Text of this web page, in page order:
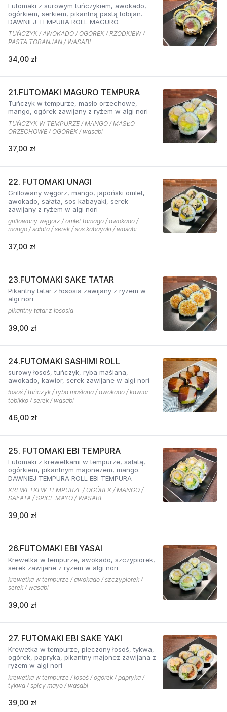
Futomaki z surowym tuńczykiem, awokado,
ogórkiem, serkiem, pikantną pastą tobijan.
DAWNIEJ TEMPURA ROLL MAGURO.
TUŃCZYK / AWOKADO / OGÓREK / RZODKIEW /
PASTA TOBANJAN / WASABI
34,00 zł
21.FUTOMAKI MAGURO TEMPURA
Tuńczyk w tempurze, masło orzechowe,
mango, ogórek zawijany z ryżem w algi nori
TUŃCZYK W TEMPURZE / MANGO / MASŁO
ORZECHOWE / OGÓREK / wasabi
37,00 zł
22. FUTOMAKI UNAGI
Grillowany węgorz, mango, japoński omlet,
awokado, sałata, sos kabayaki, serek
zawijany z ryżem w algi nori
grillowany węgorz / omlet tamago / awokado /
mango / sałata / serek / sos kabayaki / wasabi
37,00 zł
23.FUTOMAKI SAKE TATAR
Pikantny tatar z łososia zawijany z ryżem w
algi nori
pikantny tatar z łososia
39,00 zł
24.FUTOMAKI SASHIMI ROLL
surowy łosoś, tuńczyk, ryba maślana,
awokado, kawior, serek zawijane w algi nori
łosoś / tuńczyk / ryba maślana / awokado / kawior
tobikko / serek / wasabi
46,00 zł
25. FUTOMAKI EBI TEMPURA
Futomaki z krewetkami w tempurze, sałatą,
ogórkiem, pikantnym majonezem, mango.
DAWNIEJ TEMPURA ROLL EBI TEMPURA
KREWETKI W TEMPURZE / OGÓREK / MANGO /
SAŁATA / SPICE MAYO / WASABI
39,00 zł
26.FUTOMAKI EBI YASAI
Krewetka w tempurze, awokado, szczypiorek,
serek zawijane z ryżem w algi nori
krewetka w tempurze / awokado / szczypiorek /
serek / wasabi
39,00 zł
27. FUTOMAKI EBI SAKE YAKI
Krewetka w tempurze, pieczony łosoś, tykwa,
ogórek, papryka, pikantny majonez zawijana z
ryżem w algi nori
krewetka w tempurze / łosoś / ogórek / papryka /
tykwa / spicy mayo / wasabi
39,00 zł